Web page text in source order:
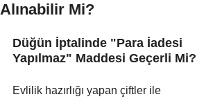
Alınabilir Mi?
Düğün İptalinde "Para İadesi
Yapılmaz" Maddesi Geçerli Mi?
Evlilik hazırlığı yapan çiftler ile